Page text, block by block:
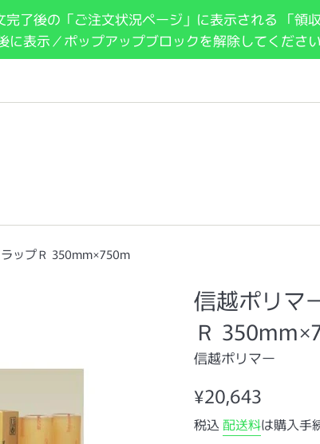
了後の「ご注文状況ページ」に表示される 「
に表示／ポップアップブロックを解除してください
ップＲ 350mm×750m
信越ポリマ
Ｒ
信越ポリマー
通
価
¥20,643
税込 配送料は購入手